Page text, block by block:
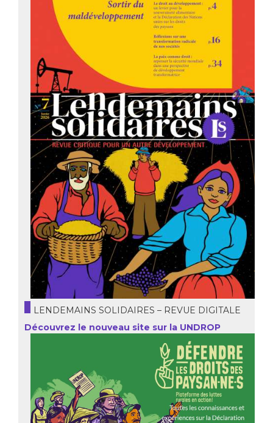
LENDEMAINS SOLIDAIRES – REVUE DIGITALE
Découvrez le nouveau site sur la UNDROP